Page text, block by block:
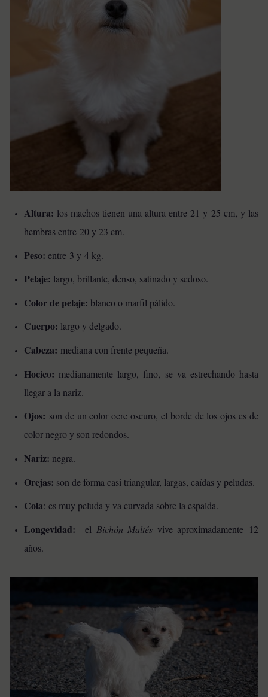
Altura: los machos tienen una altura entre 21 y 25 cm, y las
hembras entre 20 y 23 cm.
Peso: entre 3 y 4 kg.
Pelaje: largo, brillante, denso, satinado y sedoso.
Color de pelaje: blanco o marfil pálido.
Cuerpo: largo y delgado.
Cabeza: mediana con frente pequeña.
Hocico: medianamente largo, fino, se va estrechando hasta
llegar a la nariz.
Ojos: son de un color ocre oscuro, el borde de los ojos es de
color negro y son redondos.
Nariz: negra.
Orejas: son de forma casi triangular, largas, caídas y peludas.
Cola: es muy peluda y va curvada sobre la espalda.
Longevidad:el Bichón Maltés vive aproximadamente 12
años.